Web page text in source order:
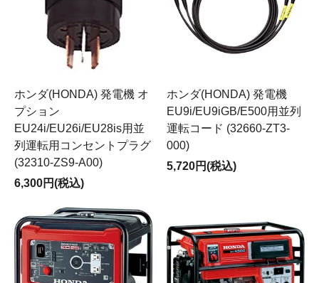
ホンダ(HONDA) 発電機 オ
プション
EU24i/EU26i/EU28is用並
列運転用コンセントプラグ
(32310-ZS9-A00)
6,300円(税込)
ホンダ(HONDA) 発電機
EU9i/EU9iGB/E500用並列
運転コード (32660-ZT3-
000)
5,720円(税込)